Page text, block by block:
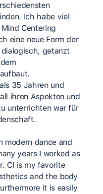
Ich habe viel
Centering
eine neue Form der
getanzt
35 Jahren und
ihren Aspekten und
unterrichten war für
modern dance and
years I worked as
CI is my favorite
and the body
it is easily